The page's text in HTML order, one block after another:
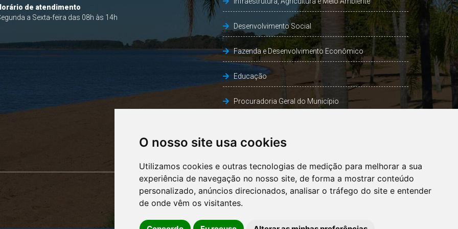
O nosso site usa cookies
Utilizamos cookies e outras tecnologias de medição para melhorar a sua
experiência de navegação no nosso site, de forma a mostrar conteúdo
personalizado, anúncios direcionados, analisar o tráfego do site e entender
de onde vêm os visitantes.
de atendimento
a Sexta-feira das 08h às 14h
Desenvolvimento Social
Fazenda e Desenvolvimento Econômico
Educação
Procuradoria Geral do Município
OUVIDORIA